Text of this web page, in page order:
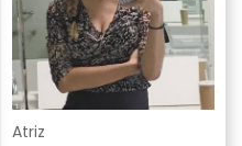
Atriz